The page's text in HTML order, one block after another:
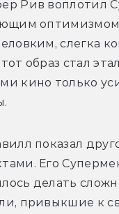
Рив воплотил
слегка
образ стал
кино только
показал
Его
делать
привыкшие к